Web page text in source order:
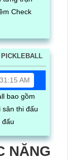
Check
AM
bao gồm
sân thi đấu
đấu
NĂNG